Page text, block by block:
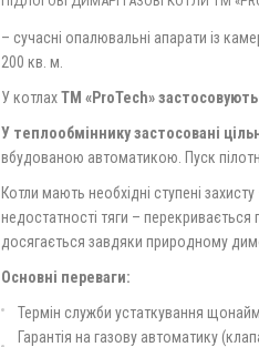
– сучасні опалювальні апарати із
200 кв. м.
У котлахТМ «ProTech»
У теплообміннику застосовані
вбудованою автоматикою. Пуск
Котли мають необхідні ступені
недостатності тяги –
досягається завдяки природному
Основні переваги:
Термін служби устаткування
Гарантія на газову автоматику